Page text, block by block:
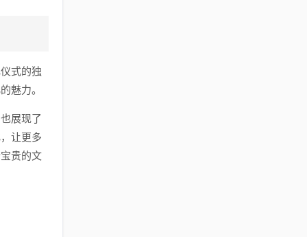
式的独
魅力。
展现了
让更多
贵的文